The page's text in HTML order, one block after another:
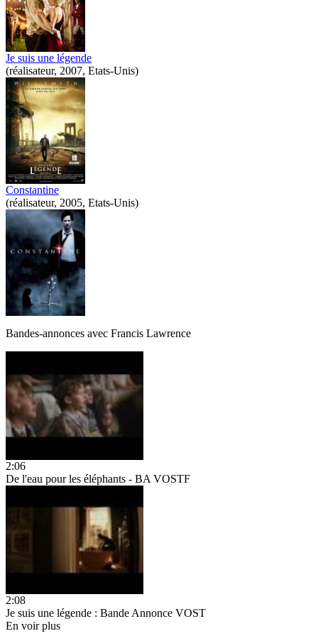
Je suis une légende
(réalisateur, 2007, Etats-Unis)
Constantine
(réalisateur, 2005, Etats-Unis)
Bandes-annonces avec Francis Lawrence
2:06
De l'eau pour les éléphants - BA VOSTF
2:08
Je suis une légende : Bande Annonce VOST
En voir plus